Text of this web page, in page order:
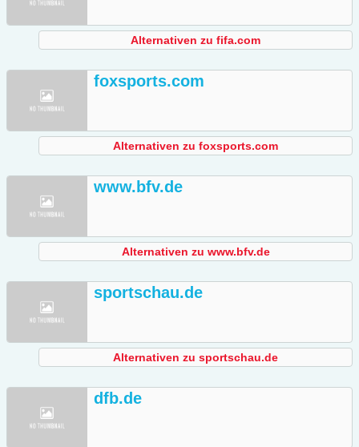
Alternativen zu fifa.com
foxsports.com
Alternativen zu foxsports.com
www.bfv.de
Alternativen zu www.bfv.de
sportschau.de
Alternativen zu sportschau.de
dfb.de